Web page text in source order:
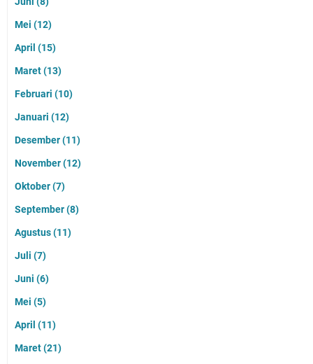
Mei (12)
April (15)
Maret(13)
Februari (10)
Januari (12)
Desember(11)
November(12)
Oktober(7)
September(8)
Agustus(11)
Juli (7)
Juni (6)
Mei (5)
April (11)
Maret(21)